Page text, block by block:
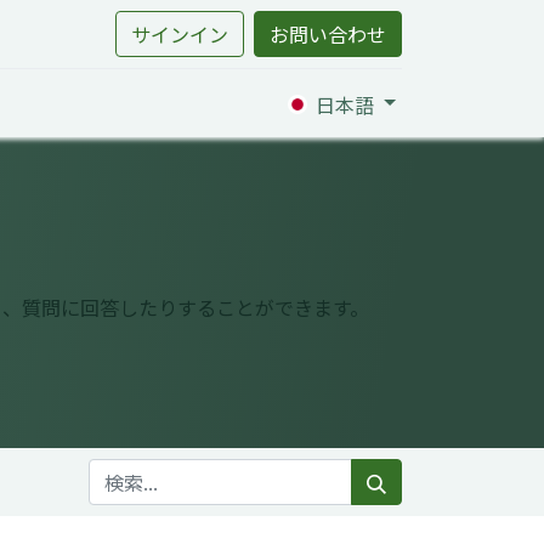
サインイン お問い合わせ
日本語
問に回答したりすることができます。